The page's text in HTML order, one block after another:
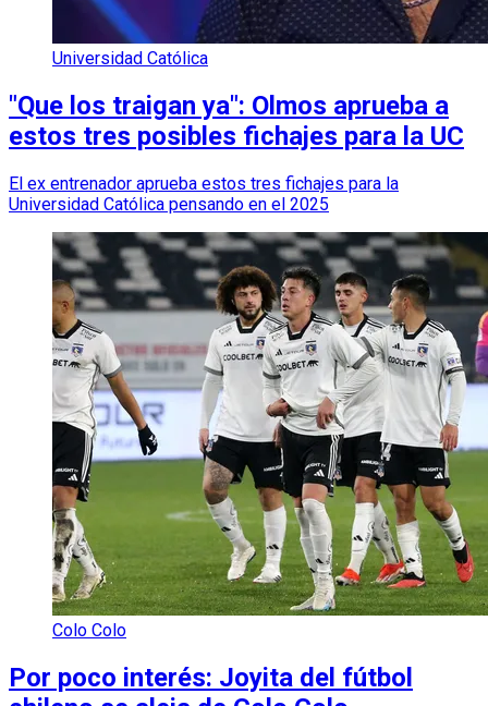
Universidad Católica
"Que los traigan ya": Olmos aprueba a
estos tres posibles fichajes para la UC
El ex entrenador aprueba estos tres fichajes para la
Universidad Católica pensando en el 2025
Colo Colo
Por poco interés: Joyita del fútbol